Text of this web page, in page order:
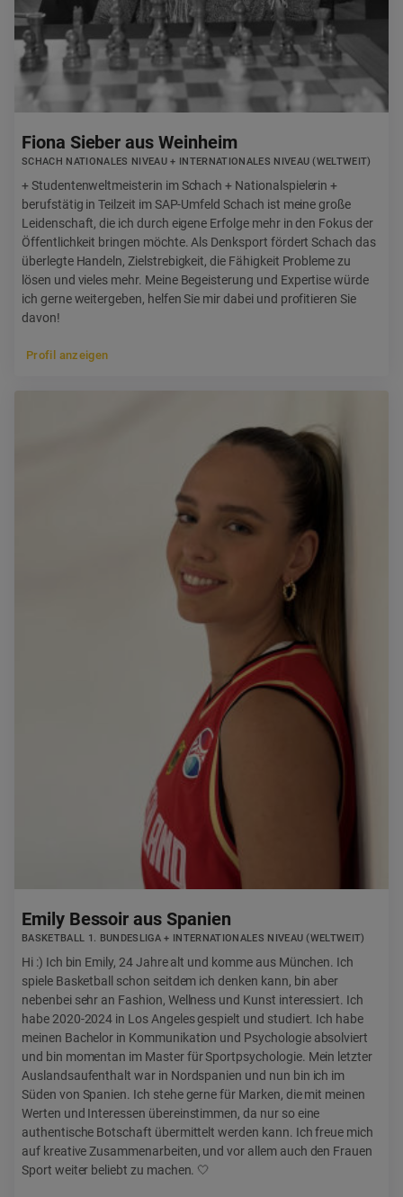
Fiona Sieber aus Weinheim
SCHACH NATIONALES NIVEAU + INTERNATIONALES NIVEAU (WELTWEIT)
+ Studentenweltmeisterin im Schach + Nationalspielerin +
berufstätig in Teilzeit im SAP-Umfeld Schach ist meine große
Leidenschaft, die ich durch eigene Erfolge mehr in den Fokus der
Öffentlichkeit bringen möchte. Als Denksport fördert Schach das
überlegte Handeln, Zielstrebigkeit, die Fähigkeit Probleme zu
lösen und vieles mehr. Meine Begeisterung und Expertise würde
ich gerne weitergeben, helfen Sie mir dabei und profitieren Sie
davon!
Profil anzeigen
Emily Bessoir aus Spanien
BASKETBALL 1. BUNDESLIGA + INTERNATIONALES NIVEAU (WELTWEIT)
Hi :) Ich bin Emily, 24 Jahre alt und komme aus München. Ich
spiele Basketball schon seitdem ich denken kann, bin aber
nebenbei sehr an Fashion, Wellness und Kunst interessiert. Ich
habe 2020-2024 in Los Angeles gespielt und studiert. Ich habe
meinen Bachelor in Kommunikation und Psychologie absolviert
und bin momentan im Master für Sportpsychologie. Mein letzter
Auslandsaufenthalt war in Nordspanien und nun bin ich im
Süden von Spanien. Ich stehe gerne für Marken, die mit meinen
Werten und Interessen übereinstimmen, da nur so eine
authentische Botschaft übermittelt werden kann. Ich freue mich
auf kreative Zusammenarbeiten, und vor allem auch den Frauen
Sport weiter beliebt zu machen. 🤍